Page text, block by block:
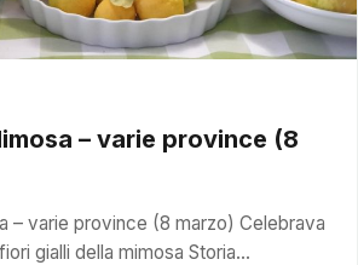
– varie province (8
– varie province (8 marzo) Celebrava
gialli della mimosa Storia…